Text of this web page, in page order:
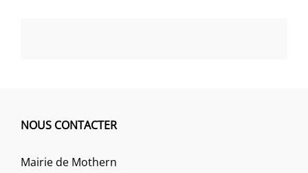
NOUS CONTACTER
Mairie de Mothern